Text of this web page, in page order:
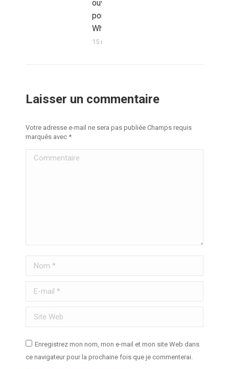
ouvre ses
portes au
Whiteley
15 mars 2026
Laisser un commentaire
Votre adresse e-mail ne sera pas publiée Champs requis
marqués avec *
Commentaire
Nom *
E-mail *
Site Web
Enregistrez mon nom, mon e-mail et mon site Web dans
ce navigateur pour la prochaine fois que je commenterai.